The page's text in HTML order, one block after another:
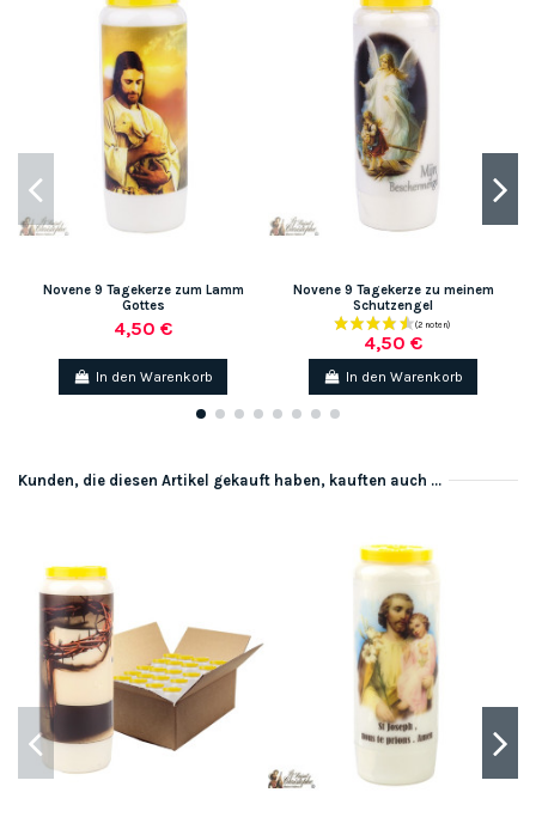
Novene 9 Tagekerze zum Lamm
Gottes
4,50 €
In den Warenkorb
Novene 9 Tagekerze zu meinem
Schutzengel
4,50 €
In den Warenkorb
Kunden, die diesen Artikel gekauft haben, kauften auch ...